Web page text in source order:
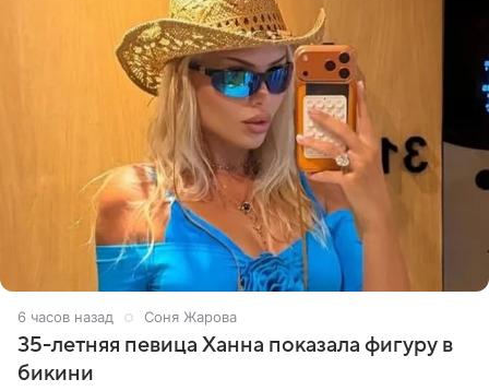
6 часов назад Соня Жарова
35-летняя певица Ханна показала фигуру в
бикини